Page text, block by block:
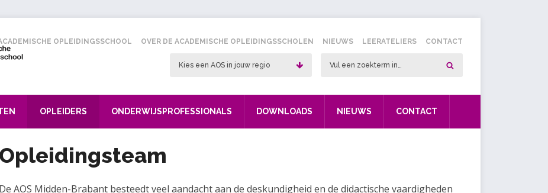
OPLEIDINGSSCHOOL OVER DE ACADEMISCHE OPLEIDINGSSCHOLEN NIEUWS LEERATELIERS CONTACT
Kies een AOS in jouw regio
OPLEIDERS ONDERWIJSPROFESSIONALS DOWNLOADS NIEUWS CONTACT
Opleidingsteam
De AOS Midden-Brabant besteedt veel aandacht aan de deskundigheid en de didactische vaardigheden